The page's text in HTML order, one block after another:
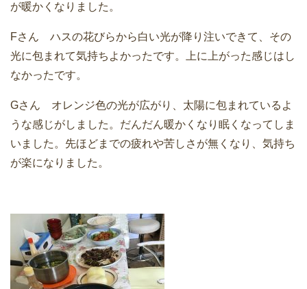
が暖かくなりました。
Fさん ハスの花びらから白い光が降り注いできて、その
光に包まれて気持ちよかったです。上に上がった感じはし
なかったです。
Gさん オレンジ色の光が広がり、太陽に包まれているよ
うな感じがしました。だんだん暖かくなり眠くなってしま
いました。先ほどまでの疲れや苦しさが無くなり、気持ち
が楽になりました。